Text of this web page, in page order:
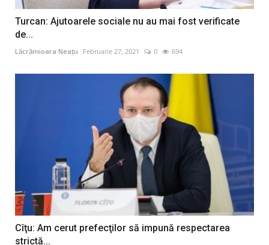
Turcan: Ajutoarele sociale nu au mai fost verificate
de...
Lăcrămioara Neațu Februarie 27, 2021 0 694
Cîţu: Am cerut prefecţilor să impună respectarea
strictă...